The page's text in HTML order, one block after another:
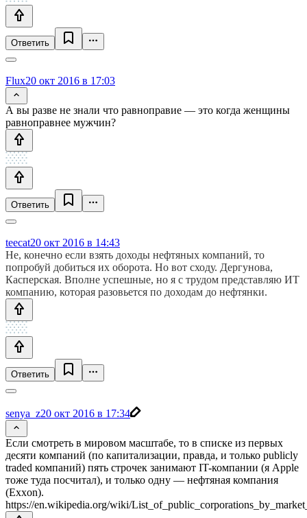
Ответить
Flux20 окт 2016 в 17:03
А вы разве не знали что равноправие — это когда женщины
равноправнее мужчин?
Ответить
teecat20 окт 2016 в 14:43
Не, конечно если взять доходы нефтяных компаний, то
попробуй добиться их оборота. Но вот сходу. Дергунова,
Касперская. Вполне успешные, но я с трудом представляю ИТ
компанию, которая разовьется по доходам до нефтянки.
Ответить
senya_z20 окт 2016 в 17:34
Если смотреть в мировом масштабе, то в списке из первых
десяти компаний (по капитализации, правда, и только publicly
traded компаний) пять строчек занимают IT-компании (я Apple
тоже туда посчитал), и только одну — нефтяная компания
(Exxon).
https://en.wikipedia.org/wiki/